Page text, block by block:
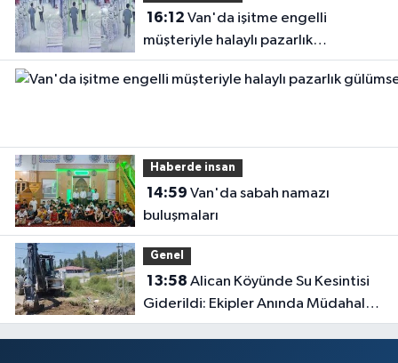
16:12
müşteriyle halaylı pazarlık
gülümsetti
Haberde insan
14:59
buluşmaları
Genel
13:58
Giderildi: Ekipler Anında Müdahale
Etti